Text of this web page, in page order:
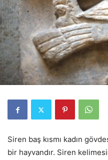
Siren baş kısmı kadın
bir hayvandır. Siren